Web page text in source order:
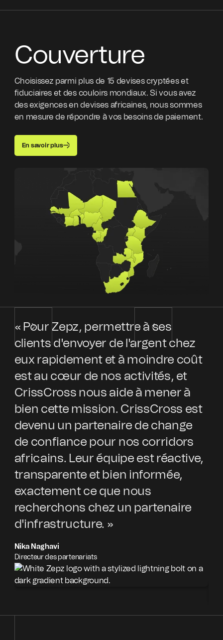
Couverture
Choisissez parmi plus de 15 devises cryptées et
fiduciaires et des couloirs mondiaux. Si vous avez
des exigences en devises africaines, nous sommes
en mesure de répondre à vos besoins de paiement.
En savoir plus
« Pour Zepz, permettre à ses
clients d'envoyer de l'argent chez
eux rapidement et à moindre coût
est au cœur de nos activités, et
CrissCross nous aide à mener à
bien cette mission. CrissCross est
devenu un partenaire de change
de confiance pour nos corridors
africains. Leur équipe est réactive,
transparente et bien informée,
exactement ce que nous
recherchons chez un partenaire
d'infrastructure. »
Nika Naghavi
Directeur des partenariats